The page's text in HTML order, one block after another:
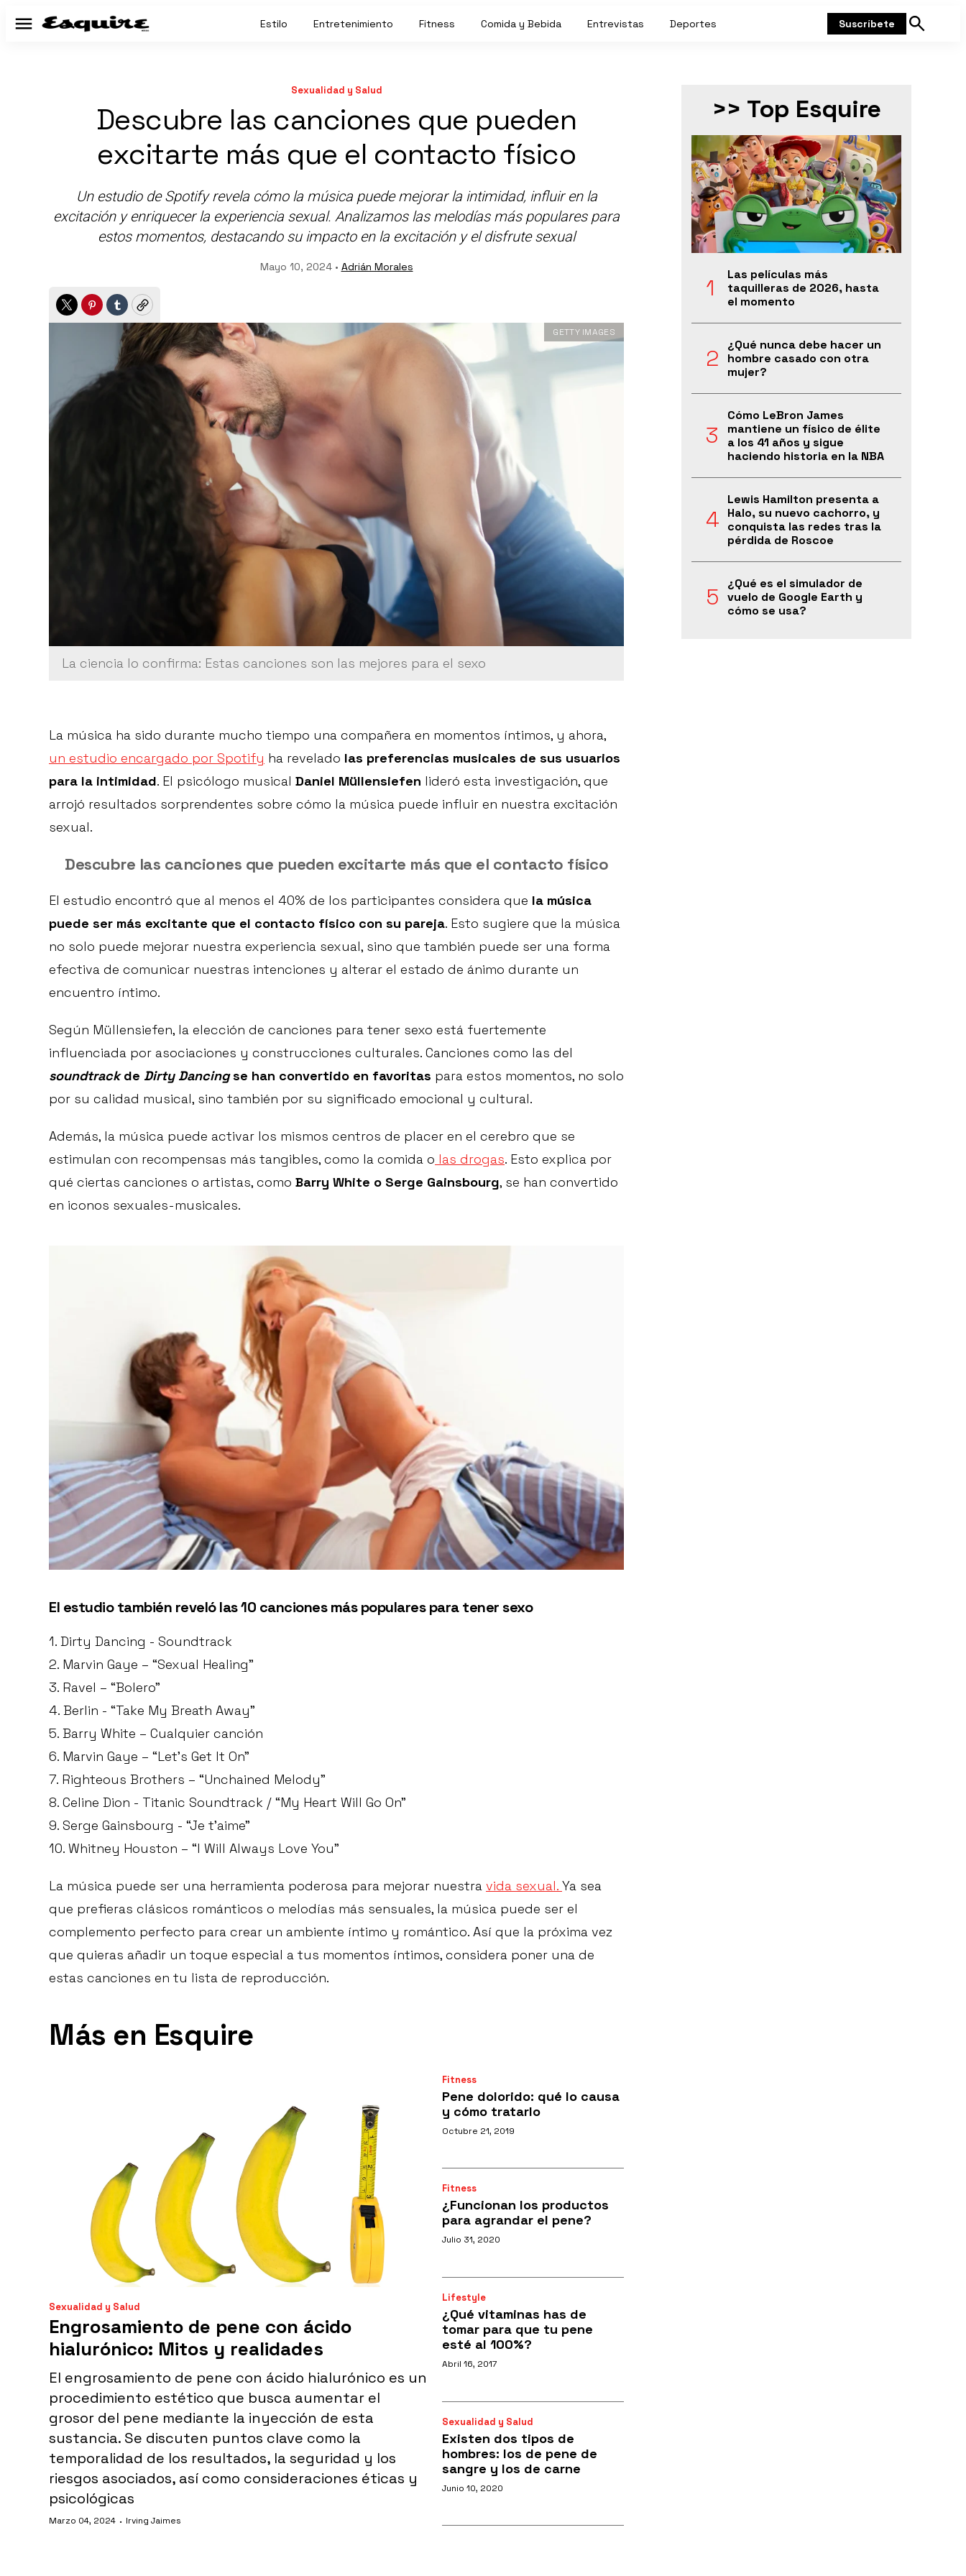
Menú Estilo Entretenimiento Fitness Comida y Bebida Entrevistas Deportes Suscríbete
Mostrar
Sexualidad y Salud
Descubre las canciones que pueden
excitarte más que el contacto físico
Un estudio de Spotify revela cómo la música puede mejorar la intimidad, influir en la
excitación y enriquecer la experiencia sexual. Analizamos las melodías más populares para
estos momentos, destacando su impacto en la excitación y el disfrute sexual
Mayo 10, 2024 • Adrián Morales
TwitterPinterest
TumblrCopy
La ciencia lo confirma: Estas canciones son las mejores para el sexo
GETTY IMAGES
La música ha sido durante mucho tiempo una compañera en momentos íntimos, y ahora,
un estudio encargado por Spotify ha revelado las preferencias musicales de sus usuarios
para la intimidad. El psicólogo musical Daniel Müllensiefen lideró esta investigación, que
arrojó resultados sorprendentes sobre cómo la música puede influir en nuestra excitación
sexual.
Descubre las canciones que pueden excitarte más que el contacto físico
El estudio encontró que al menos el 40% de los participantes considera que la música
puede ser más excitante que el contacto físico con su pareja. Esto sugiere que la música
no solo puede mejorar nuestra experiencia sexual, sino que también puede ser una forma
efectiva de comunicar nuestras intenciones y alterar el estado de ánimo durante un
encuentro íntimo.
Según Müllensiefen, la elección de canciones para tener sexo está fuertemente
influenciada por asociaciones y construcciones culturales. Canciones como las del
soundtrackde Dirty Dancingse han convertido en favoritas para estos momentos, no solo
por su calidad musical, sino también por su significado emocional y cultural.
Además, la música puede activar los mismos centros de placer en el cerebro que se
estimulan con recompensas más tangibles, como la comida o las drogas. Esto explica por
qué ciertas canciones o artistas, como Barry White o Serge Gainsbourg, se han convertido
en iconos sexuales-musicales.
El estudio también reveló las 10 canciones más populares para tener sexo
1. Dirty Dancing - Soundtrack
2. Marvin Gaye – “Sexual Healing”
3. Ravel – “Bolero”
4. Berlin - “Take My Breath Away”
5. Barry White – Cualquier canción
6. Marvin Gaye – “Let’s Get It On”
7. Righteous Brothers – “Unchained Melody”
8. Celine Dion - Titanic Soundtrack / “My Heart Will Go On”
9. Serge Gainsbourg - “Je t’aime”
10. Whitney Houston – “I Will Always Love You”
La música puede ser una herramienta poderosa para mejorar nuestra vida sexual. Ya sea
que prefieras clásicos románticos o melodías más sensuales, la música puede ser el
complemento perfecto para crear un ambiente íntimo y romántico. Así que la próxima vez
que quieras añadir un toque especial a tus momentos íntimos, considera poner una de
estas canciones en tu lista de reproducción.
Más en Esquire
Sexualidad y Salud
Engrosamiento de pene con ácido
hialurónico: Mitos y realidades
El engrosamiento de pene con ácido hialurónico es un
procedimiento estético que busca aumentar el
grosor del pene mediante la inyección de esta
sustancia. Se discuten puntos clave como la
temporalidad de los resultados, la seguridad y los
riesgos asociados, así como consideraciones éticas y
psicológicas
Marzo 04, 2024 · Irving Jaimes
Fitness
Pene dolorido: qué lo causa
y cómo tratarlo
Octubre 21, 2019
Fitness
¿Funcionan los productos
para agrandar el pene?
Julio 31, 2020
Lifestyle
¿Qué vitaminas has de
tomar para que tu pene
esté al 100%?
Abril 16, 2017
Sexualidad y Salud
Existen dos tipos de
hombres: los de pene de
sangre y los de carne
Junio 10, 2020
>> Top Esquire
Las películas más
taquilleras de 2026, hasta
el momento
¿Qué nunca debe hacer un
hombre casado con otra
mujer?
Cómo LeBron James
mantiene un físico de élite
a los 41 años y sigue
haciendo historia en la NBA
Lewis Hamilton presenta a
Halo, su nuevo cachorro, y
conquista las redes tras la
pérdida de Roscoe
¿Qué es el simulador de
vuelo de Google Earth y
cómo se usa?